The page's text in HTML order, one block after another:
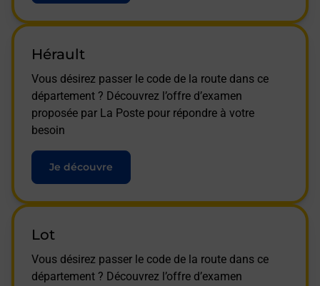
Hérault
Vous désirez passer le code de la route dans ce
département ? Découvrez l’offre d’examen
proposée par La Poste pour répondre à votre
besoin
Je découvre
Lot
Vous désirez passer le code de la route dans ce
département ? Découvrez l’offre d’examen